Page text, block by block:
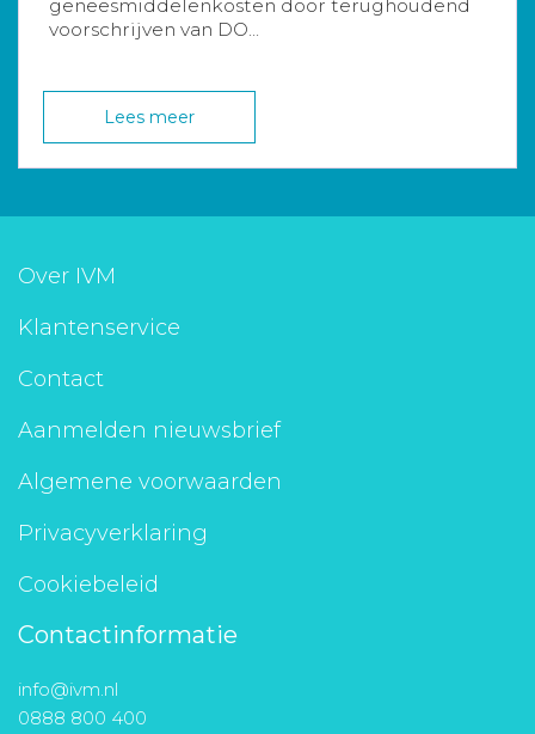
geneesmiddelenkosten door terughoudend
voorschrijven van DO...
Lees meer
Over IVM
Klantenservice
Contact
Aanmelden nieuwsbrief
Algemene voorwaarden
Privacyverklaring
Cookiebeleid
Contactinformatie
info@ivm.nl
0888 800 400